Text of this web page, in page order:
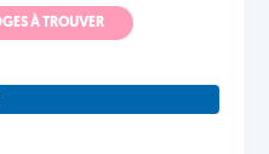
À TROUVER